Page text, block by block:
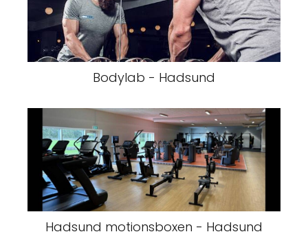
Bodylab - Hadsund
Hadsund motionsboxen - Hadsund